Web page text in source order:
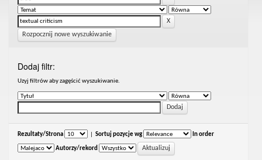
Rozpocznij nowe wyszukiwanie
Dodaj filtr:
Uzyj filtrów aby zagęścić wyszukiwanie.
Rezultaty/Strona Sortuj pozycje wg In order
Autorzy/rekord